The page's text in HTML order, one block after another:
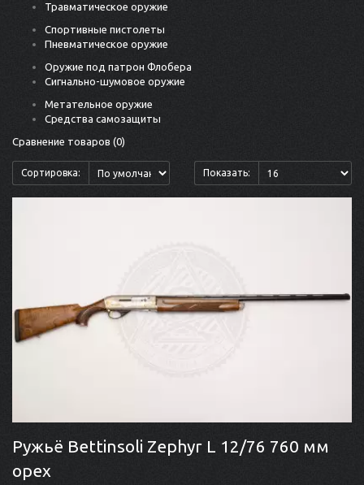
Травматическое оружие
Спортивные пистолеты
Пневматическое оружие
Оружие под патрон Флобера
Сигнально-шумовое оружие
Метательное оружие
Средства самозащиты
Сравнение товаров (0)
Сортировка: Показать:
Ружьё Bettinsoli Zephyr L 12/76 760 мм
орех